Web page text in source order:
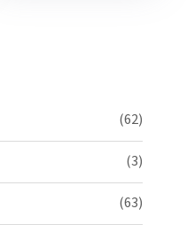
(62)
(3)
(63)